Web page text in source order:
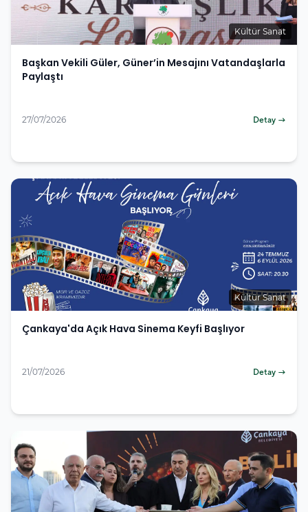
Kültür Sanat
Başkan Vekili Güler, Güner’in Mesajını Vatandaşlarla
Paylaştı
27/07/2026 Detay →
Kültür Sanat
Çankaya'da Açık Hava Sinema Keyfi Başlıyor
21/07/2026 Detay →